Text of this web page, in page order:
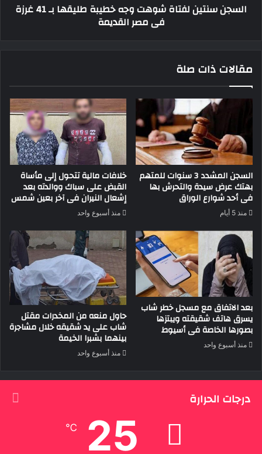
غرزة
السجن سنتين لفتاة شوهت وجه خطيبة طليقها بـ 41 غرزة
فى مصر القديمة
مقالات ذات صلة
السجن المشدد 3 سنوات للمتهم
بهتك عرض سيدة والتحرش بها
فى أحد شوارع الوراق
منذ 5 أيام
خلافات مالية تتحول إلى مأساة
القبض على سباك ووالدته بعد
إشعال النيران فى آخر بعين شمس
منذ أسبوع واحد
بعد الاتفاق مع مسجل خطر شاب
يسرق هاتف شقيقته ويبتزها
بصورها الخاصة فى أسيوط
منذ أسبوع واحد
حاول منعه من المخدرات مقتل
شاب على يد شقيقه خلال مشاجرة
بينهما بشبرا الخيمة
منذ أسبوع واحد
درجات الحرارة
25
℃